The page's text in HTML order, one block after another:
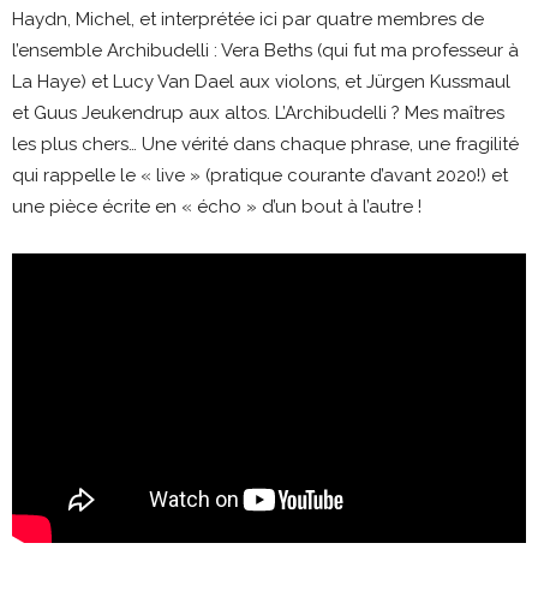
Haydn, Michel, et interprétée ici par quatre membres de
l’ensemble Archibudelli : Vera Beths (qui fut ma professeur à
La Haye) et Lucy Van Dael aux violons, et Jürgen Kussmaul
et Guus Jeukendrup aux altos. L’Archibudelli ? Mes maîtres
les plus chers… Une vérité dans chaque phrase, une fragilité
qui rappelle le « live » (pratique courante d’avant 2020!) et
une pièce écrite en « écho » d’un bout à l’autre !